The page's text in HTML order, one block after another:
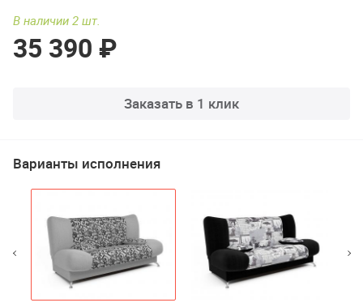
В наличии 2 шт.
35 390 ₽
Заказать в 1 клик
Варианты исполнения